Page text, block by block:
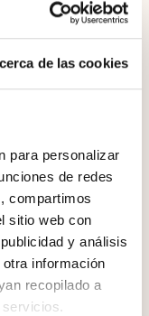
de las cookies
para personalizar
de redes
compartimos
sitio web con
y análisis
información
recopilado a
objeto
escudo”
desde otra
que
Reflexiona.
¿Qué siente?
a lo que
las cosas